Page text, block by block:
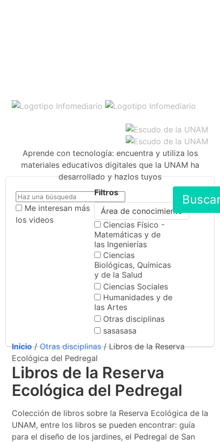
Aprende con tecnología: encuentra y utiliza los
materiales educativos digitales que la UNAM ha
desarrollado y hazlos tuyos
Me interesan más
los videos
Filtros
Área de conocimiento
Ciencias Físico -
Matemáticas y de
las Ingenierías
Ciencias
Biológicas, Químicas
y de la Salud
Ciencias Sociales
Humanidades y de
las Artes
Otras disciplinas
sasasasa
Inicio/Otras disciplinas/ Libros de la Reserva
Ecológica del Pedregal
Libros de la Reserva
Ecológica del Pedregal
Colección de libros sobre la Reserva Ecológica de la
UNAM, entre los libros se pueden encontrar: guía
para el diseño de los jardines, el Pedregal de San